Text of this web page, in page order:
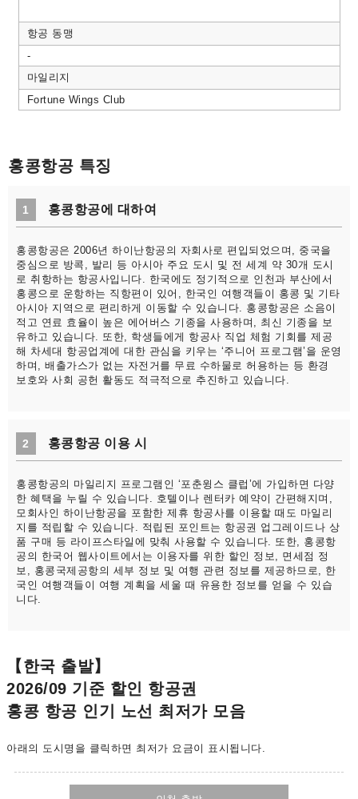
항공 동맹
-
마일리지
Fortune Wings Club
홍콩항공 특징
1 홍콩항공에 대하여
홍콩항공은 2006년 하이난항공의 자회사로 편입되었으며, 중국을
중심으로 방콕, 발리 등 아시아 주요 도시 및 전 세계 약 30개 도시
로 취항하는 항공사입니다. 한국에도 정기적으로 인천과 부산에서
홍콩으로 운항하는 직항편이 있어, 한국인 여행객들이 홍콩 및 기타
아시아 지역으로 편리하게 이동할 수 있습니다. 홍콩항공은 소음이
적고 연료 효율이 높은 에어버스 기종을 사용하며, 최신 기종을 보
유하고 있습니다. 또한, 학생들에게 항공사 직업 체험 기회를 제공
해 차세대 항공업계에 대한 관심을 키우는 ‘주니어 프로그램’을 운영
하며, 배출가스가 없는 자전거를 무료 수하물로 허용하는 등 환경
보호와 사회 공헌 활동도 적극적으로 추진하고 있습니다.
2 홍콩항공 이용 시
홍콩항공의 마일리지 프로그램인 ‘포춘윙스 클럽’에 가입하면 다양
한 혜택을 누릴 수 있습니다. 호텔이나 렌터카 예약이 간편해지며,
모회사인 하이난항공을 포함한 제휴 항공사를 이용할 때도 마일리
지를 적립할 수 있습니다. 적립된 포인트는 항공권 업그레이드나 상
품 구매 등 라이프스타일에 맞춰 사용할 수 있습니다. 또한, 홍콩항
공의 한국어 웹사이트에서는 이용자를 위한 할인 정보, 면세점 정
보, 홍콩국제공항의 세부 정보 및 여행 관련 정보를 제공하므로, 한
국인 여행객들이 여행 계획을 세울 때 유용한 정보를 얻을 수 있습
니다.
【한국 출발】
2026/09 기준 할인 항공권
홍콩 항공 인기 노선 최저가 모음
아래의 도시명을 클릭하면 최저가 요금이 표시됩니다.